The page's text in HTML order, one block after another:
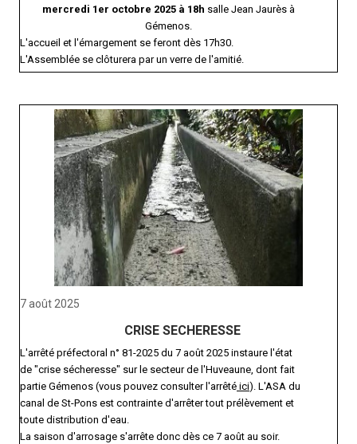
mercredi 1er octobre 2025 à 18h salle Jean Jaurès à
Gémenos.
L'accueil et l'émargement se feront dès 17h30.
L'Assemblée se clôturera par un verre de l'amitié.
7 août 2025
CRISE SECHERESSE
L'arrêté préfectoral n° 81-2025 du 7 août 2025 instaure l'état
de "crise sécheresse" sur le secteur de l'Huveaune, dont fait
partie Gémenos (vous pouvez consulter l'arrêté ici). L'ASA du
canal de St-Pons est contrainte d'arrêter tout prélèvement et
toute distribution d'eau.
La saison d'arrosage s'arrête donc dès ce 7 août au soir.